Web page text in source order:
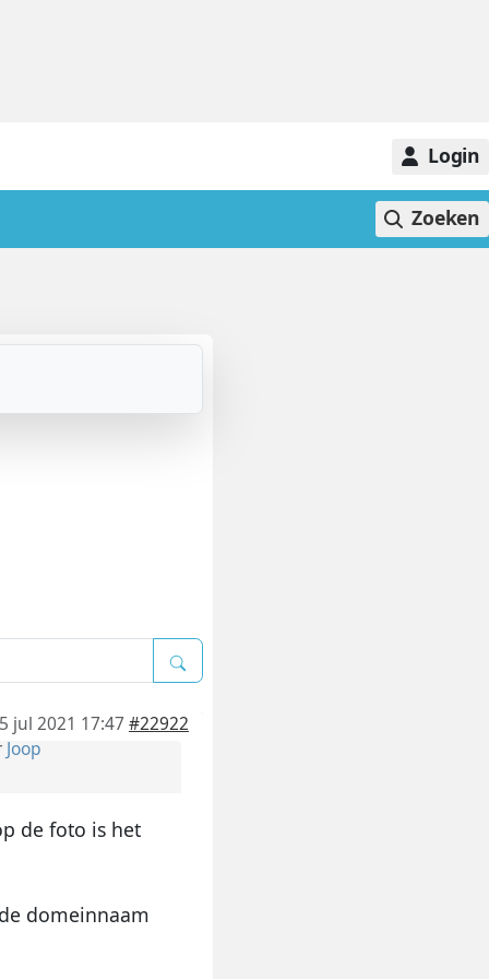
Login
Zoeken
jul 2021 17:47 #22922
Joop
de foto is het
domeinnaam